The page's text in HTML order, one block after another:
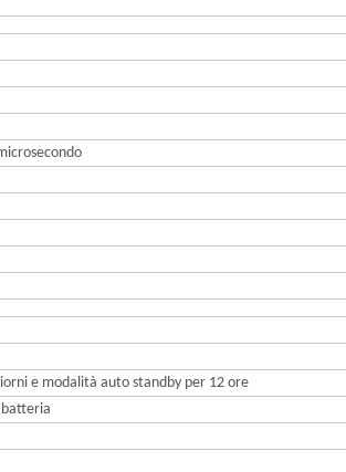
e modalità auto standby per 12 ore
batteria